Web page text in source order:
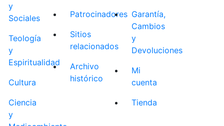
y
Sociales
Teología
y
Espiritualidad
Cultura
Ciencia
y
Patrocinadores
Sitios
relacionados
Archivo
histórico
Garantía,
Cambios
y
Devoluciones
Mi
cuenta
Tienda